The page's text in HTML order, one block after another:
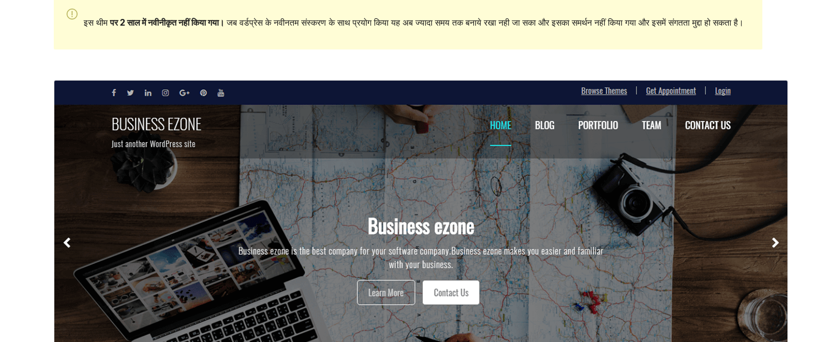
इस थीमपर 2 साल में नवीनीकृत नहीं किया गया। जब वर्डप्रेस के नवीनतम संस्करण के साथ प्रयोग किया यह अब ज्यादा समय तक बनाये रखा नही जा सका और इसका समर्थन नहीं किया गया और इसमें संगतता मुद्दा हो सकता है।
पूर्व संवीक्षाडाउनलोड
संस्करण
1.1.5
अंतिम अपडेट किया
जनवरी 30, 2020
सक्रिय स्थापना
WordPress version
4.7
PHP version
थीम होमपेज